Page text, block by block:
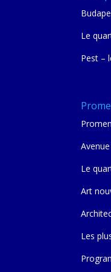
Le
Pest –
Le
Art
Les